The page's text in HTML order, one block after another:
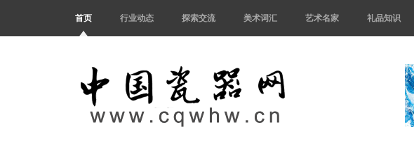
首页 行业动态 探索交流 美术词汇 艺术名家 礼品知识